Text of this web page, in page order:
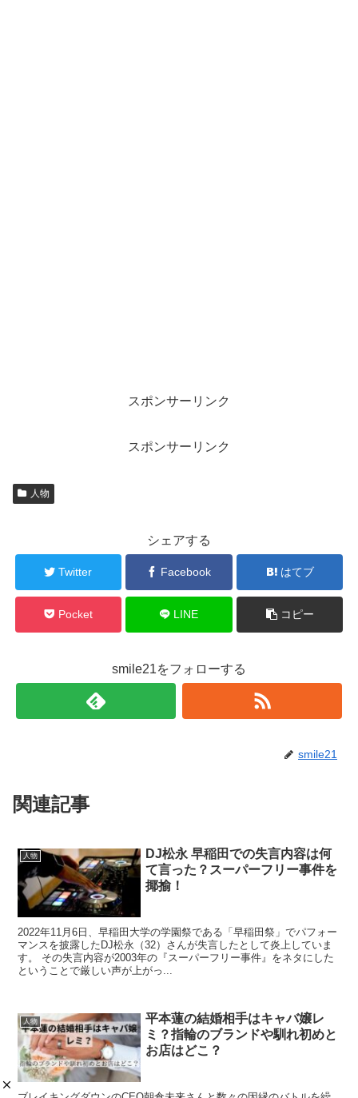
スポンサーリンク
スポンサーリンク
人物
シェアする
Twitter Facebook はてブ
Pocket LINE コピー
smile21をフォローする
smile21
関連記事
人物
DJ松永 早稲田での失言内容は何
て言った？スーパーフリー事件を
揶揄！
2022年11月6日、早稲田大学の学園祭である「早稲田祭」でパフォー
マンスを披露したDJ松永（32）さんが失言したとして炎上していま
す。 その失言内容が2003年の『スーパーフリー事件』をネタにした
ということで厳しい声が上がっ...
人物
平本蓮の結婚相手はキャバ嬢レ
ミ？指輪のブランドや馴れ初めと
お店はどこ？